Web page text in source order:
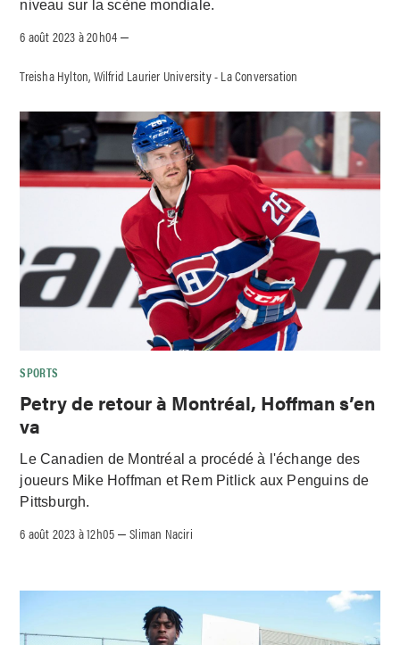
niveau sur la scène mondiale.
6 août 2023 à 20h04 –
Treisha Hylton, Wilfrid Laurier University - La Conversation
SPORTS
Petry de retour à Montréal, Hoffman s’en
va
Le Canadien de Montréal a procédé à l'échange des
joueurs Mike Hoffman et Rem Pitlick aux Penguins de
Pittsburgh.
6 août 2023 à 12h05 –Sliman Naciri